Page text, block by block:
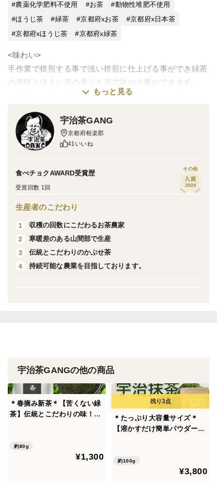
農薬化学肥料不使用 お茶
動物性堆肥不使用
ほうじ茶
緑茶 京都府xお茶
京都府x日本茶
京都府xほうじ茶
京都府x緑茶
<味わい>
手作業で焙煎する事で浅い焙煎に仕上げる事ができ緑茶
の風味とほうじ茶の香りを両方味わう事ができます。
一番茶を収穫した後の残り芽を収穫しほうじ茶に仕上げ
ているので風味が強く、少しの量でもお楽しみ頂けま
ります。
<産地の特徴>
<お召し上がり方法 200ml>
1本 温度70〜90℃
(シェイカー等で振って頂くと冷茶でもお召し上がり頂
けます)
浅煎りほうじ茶powder 農薬・化学肥料不使用
内容量 1g×30本
賞味期限 2026年 3月1日
もっと見る
宇治茶GANG
京都府相楽郡
41いいね
食べチョクAWARD受賞歴
受賞回数 1回
その他
生産者のこだわり
1
収穫の回数にこだわるお茶農家
2
寒暖差のある山間部で生産
3
伝統とこだわりのかぶせ茶
4
持続可能な農業を目指しております。
宇治茶GANGの他の商品
＊春摘み新茶＊【苦くない緑
茶】伝統とこだわりの味！ま
(約40杯分) 農薬・化学肥料・
除草剤・畜産堆肥不使用 宇
約80g
¥1,300
＊たっぷり大容量サイズ＊
【溶かすだけ簡単パウダータ
抹茶 100g (約100杯分) 農
薬・化学肥料・除草剤・畜産
約100g
¥3,800